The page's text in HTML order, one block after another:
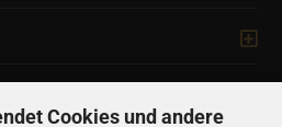
Cookies und andere